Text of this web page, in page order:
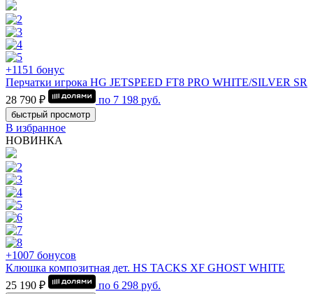
+1151 бонус
Перчатки игрока HG JETSPEED FT8 PRO WHITE/SILVER SR
28 790 ₽
по 7 198 руб.
быстрый просмотр
В избранное
НОВИНКА
+1007 бонусов
Клюшка композитная дет. HS TACKS XF GHOST WHITE
25 190 ₽
по 6 298 руб.